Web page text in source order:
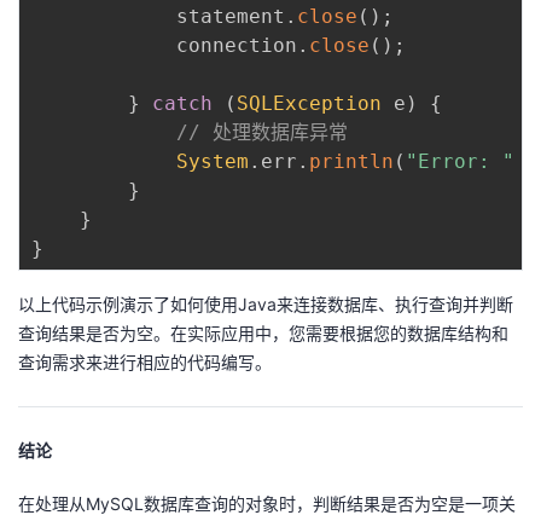
            statement
. close ( ) ;
            connection
. close ( ) ;
} catch ( SQLException e )
{
// 处理数据库异常
System . err . println ( "Error: "
}
}
}
以上代码示例演示了如何使用Java来连接数据库、执行查询并判断
查询结果是否为空。在实际应用中，您需要根据您的数据库结构和
查询需求来进行相应的代码编写。
结论
在处理从MySQL数据库查询的对象时，判断结果是否为空是一项关